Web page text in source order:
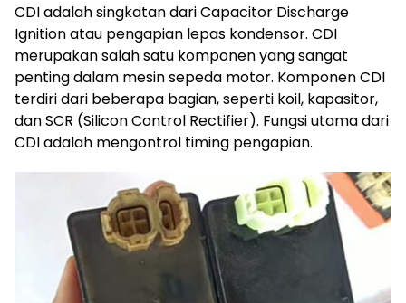
CDI adalah singkatan dari Capacitor Discharge
Ignition atau pengapian lepas kondensor. CDI
merupakan salah satu komponen yang sangat
penting dalam mesin sepeda motor. Komponen CDI
terdiri dari beberapa bagian, seperti koil, kapasitor,
dan SCR (Silicon Control Rectifier). Fungsi utama dari
CDI adalah mengontrol timing pengapian.